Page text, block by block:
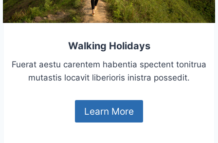
Walking Holidays
Fuerat aestu carentem habentia spectent tonitrua
mutastis locavit liberioris inistra possedit.
Learn More